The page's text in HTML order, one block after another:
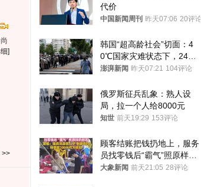
]
>>
代价
中国新闻周刊 昨天07:06 20评论
韩国“超高龄社会”切面：4
0℃国家灾难状态下，2400
名首尔老人还在巷子里收废
澎湃新闻 昨天07:21 104评论
俄罗斯征兵乱象：熟人设
局，拉一个人给8000元
知世 前天19:29 153评论
顾客结账把钱扔地上，服务
员找零钱后“霸气”照原样扔
回去
大象新闻 前天21:05 28评论